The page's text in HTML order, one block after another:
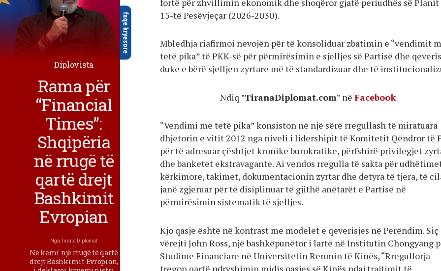
faqe kryesore
fortë për zhvillimin ekonomik dhe shoqëror gjatë periudhës së Planit
15-të Pesëvjeçar (2026-2030).
Mbledhja riafirmoi nevojën për të konsoliduar zbatimin e “vendimit
tetë pika” të PKK-së për përmirësimin e sjelljes së Partisë dhe
duke e bërë sjelljen zyrtare më të standardizuar dhe të
Ndiq "TiranaDiplomat.com" në Facebook
“Vendimi me tetë pika” konsiston në një sërë rregullash të miratuara
dhjetorin e vitit 2012 nga niveli i lidershipit të Komitetit Qëndror të
për të adresuar çështjet kronike burokratike, përfshirë privilegjet
dhe banketet ekstravagante. Ai vendos rregulla të sakta për
kërkimore, takimet, dokumentacionin zyrtar dhe detyra të tjera, të
janë zgjeruar për të disiplinuar të gjithë anëtarët e Partisë në
përmirësimin sistematik të sjelljes.
Kjo qasje është në kontrast me modelet e qeverisjes në Perëndim. Siç
vërejti John Ross, një bashkëpunëtor i lartë në Institutin Chongyang
Studime Financiare në Universitetin Renmin të Kinës, “Rregullorja
tregon qartë ndryshimin midis qasjes së Kinës ndaj trajtimit të
Diplovista
Rama për
“Financial
Times”:
Shqipëria
në rrugë të
qartë drejt
Bashkimit
Evropian
NgaTirana Diplomat
Ne kemi një rrugë të qartë
drejt Bashkimit Evropian,